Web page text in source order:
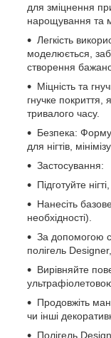
для зміцнення
нарощування та
Легкість
моделюється,
створення
Міцність та
гнучке покриття,
тривалого часу.
Безпека:
для нігтів,
Застосування:
Підготуйте
Нанесіть
необхідності).
За допомогою
полігель
Вирівняйте
Продовжіть
чи інші
Полігель